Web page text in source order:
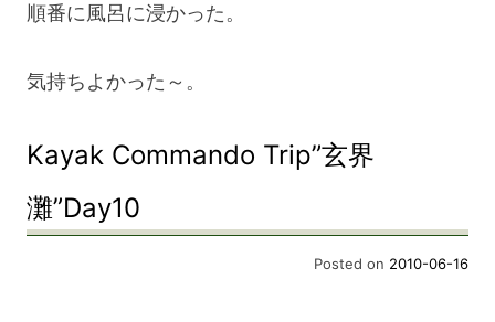
順番に風呂に浸かった。
気持ちよかった～。
Kayak Commando Trip”玄界
灘”Day10
Posted on 2010-06-16